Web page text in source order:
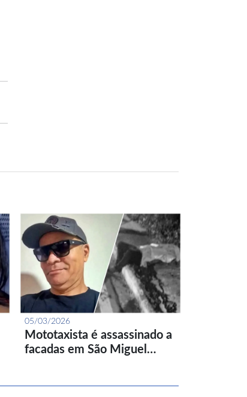
05/03/2026
Mototaxista é assassinado a
facadas em São Miguel…